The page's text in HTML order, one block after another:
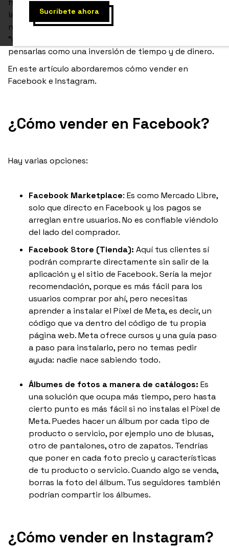
herramienta de comunicación muy poderosa. Quienes
las usamos diariamente y de pronto iniciamos un
negocio, podemos caer en el error de pensar que
“cualquiera” sabe del tema, o bien, no empezamos a
pensarlas como una inversión de tiempo y de dinero.
En este artículo abordaremos cómo vender en
Facebook e Instagram.
¿Cómo vender en Facebook?
Hay varias opciones:
Facebook Marketplace: Es como Mercado Libre,
solo que directo en Facebook y los pagos se
arreglan entre usuarios. No es confiable viéndolo
del lado del comprador.
Facebook Store (Tienda): Aquí tus clientes sí
podrán comprarte directamente sin salir de la
aplicación y el sitio de Facebook. Sería la mejor
recomendación, porque es más fácil para los
usuarios comprar por ahí, pero necesitas
aprender a instalar el Píxel de Meta, es decir, un
código que va dentro del código de tu propia
página web. Meta ofrece cursos y una guía paso
a paso para instalarlo, pero no temas pedir
ayuda: nadie nace sabiendo todo.
Álbumes de fotos a manera de catálogos: Es
una solución que ocupa más tiempo, pero hasta
cierto punto es más fácil si no instalas el Píxel de
Meta. Puedes hacer un álbum por cada tipo de
producto o servicio, por ejemplo uno de blusas,
otro de pantalones, otro de zapatos. Tendrías
que poner en cada foto precio y características
de tu producto o servicio. Cuando algo se venda,
borras la foto del álbum. Tus seguidores también
podrían compartir los álbumes.
¿Cómo vender en Instagram?